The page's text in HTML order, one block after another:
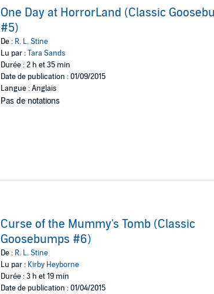
One Day at HorrorLand (Classic
#5)
De : R. L. Stine
Lu par :Tara Sands
Durée : 2 h et 35 min
Date de publication : 01/09/2015
Langue : Anglais
Pas de notations
Curse of the Mummy's Tomb (Classic
Goosebumps #6)
De : R. L. Stine
Lu par : Kirby Heyborne
Durée : 3 h et 19 min
Date de publication : 01/04/2015